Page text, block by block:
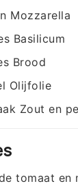
Mozzarella
Basilicum
Brood
Olijfolie
Zout en
tomaat en